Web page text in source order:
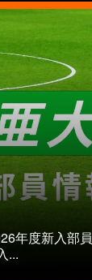
年度新入部員
...